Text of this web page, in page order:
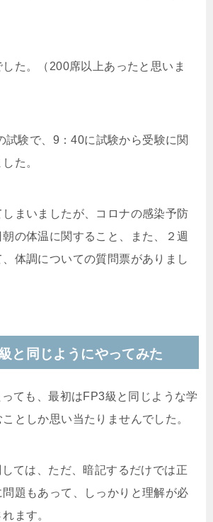
した。（200席以上あったと思いま
試験で、9：40に試験から受験に関
た。
しまいましたが、コロナの感染予防
の体温に関すること、また、２週
体調についての質問票がありまし
と同じようにやってみた
ても、最初はFP3級と同じような学
としか思い当たりませんでした。
ては、ただ、暗記するだけでは正
題もあって、しっかりと理解が必
ます。